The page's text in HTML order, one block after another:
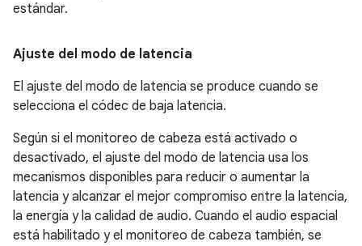
estándar.
Ajuste del modo de latencia
El ajuste del modo de latencia se produce cuando se
selecciona el códec de baja latencia.
Según si el monitoreo de cabeza está activado o
desactivado, el ajuste del modo de latencia usa los
mecanismos disponibles para reducir o aumentar la
latencia y alcanzar el mejor compromiso entre la latencia,
la energía y la calidad de audio. Cuando el audio espacial
está habilitado y el monitoreo de cabeza también, se